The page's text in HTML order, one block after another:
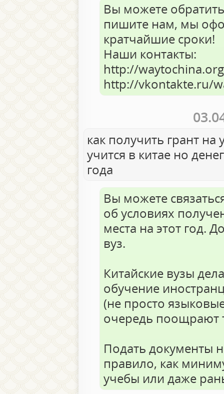
Вы можете
пишите нам, мы
кратчайшие сроки!
Наши контакты:
http://
http://vkontakte.ru/
как получить грант на
учится в китае но
года
Вы можете
об условиях
места на этот год.
вуз.
Китайские вузы
обучение
(не просто
очередь поощрают
Подать документы
правило, как
учебы или даже